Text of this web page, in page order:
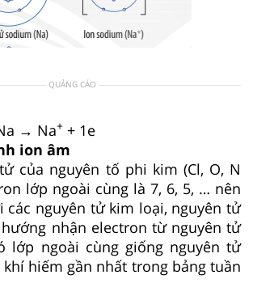
QUẢNG CÁO
→ Na+ + 1e
ion âm
của nguyên tố phi kim (Cl, O, N
lớp ngoài cùng là 7, 6, 5, … nên
các nguyên tử kim loại, nguyên tử
nhận electron từ nguyên tử
lớp ngoài cùng giống nguyên tử
hiếm gần nhất trong bảng tuần